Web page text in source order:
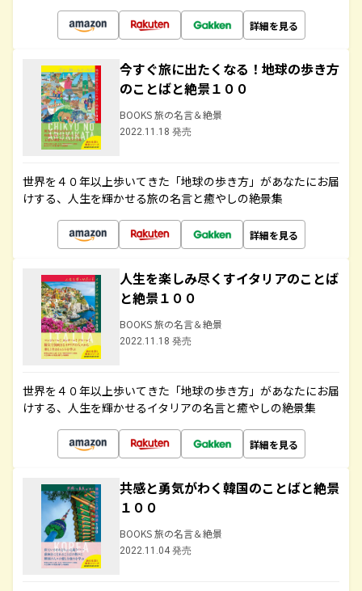
詳細を見る
今すぐ旅に出たくなる！地球の歩き方
のことばと絶景１００
BOOKS 旅の名言＆絶景
2022.11.18 発売
世界を４０年以上歩いてきた「地球の歩き方」があなたにお届
けする、人生を輝かせる旅の名言と癒やしの絶景集
詳細を見る
人生を楽しみ尽くすイタリアのことば
と絶景１００
BOOKS 旅の名言＆絶景
2022.11.18 発売
世界を４０年以上歩いてきた「地球の歩き方」があなたにお届
けする、人生を輝かせるイタリアの名言と癒やしの絶景集
詳細を見る
共感と勇気がわく韓国のことばと絶景
１００
BOOKS 旅の名言＆絶景
2022.11.04 発売